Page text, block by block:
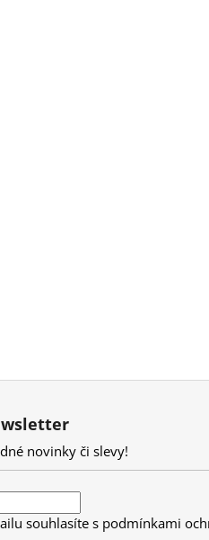
novinky či slevy!
souhlasíte s podmínkami